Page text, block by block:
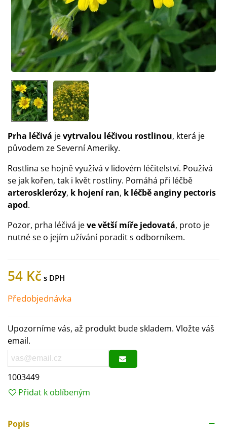
Prha léčivá jevytrvalou léčivou rostlinou, která je
původem ze Severní Ameriky.
Rostlina se hojně využívá v lidovém léčitelství. Používá
se jak kořen, tak i květ rostliny. Pomáhá při léčbě
arterosklerózy, k hojení ran, k léčbě anginy pectoris
apod.
Pozor, prha léčivá jeve větší míře jedovatá, proto je
nutné se o jejím užívání poradit s odborníkem.
54 Kč
Předobjednávka
Upozorníme vás, až produkt bude skladem. Vložte váš
email.
1003449
Přidat k oblíbeným
Popis